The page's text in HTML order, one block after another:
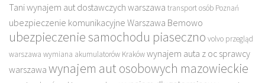
Tani wynajem aut dostawczych warszawa transport osób Poznań
ubezpieczenie komunikacyjne Warszawa Bemowo
ubezpieczenie samochodu piaseczno volvo przegląd
warszawa wymiana akumulatorów Krakówwynajem auta z oc sprawcy
warszawa wynajem aut osobowych mazowieckie